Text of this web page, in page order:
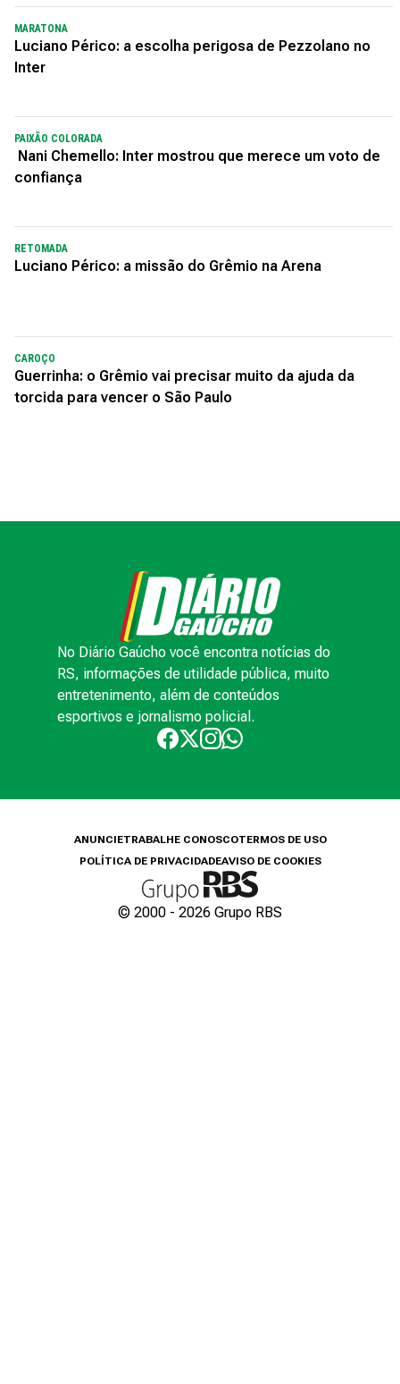
MARATONA
Luciano Périco: a escolha perigosa de Pezzolano no
Inter
PAIXÃO COLORADA
Nani Chemello: Inter mostrou que merece um voto de
confiança
RETOMADA
Luciano Périco: a missão do Grêmio na Arena
CAROÇO
Guerrinha: o Grêmio vai precisar muito da ajuda da
torcida para vencer o São Paulo
No Diário Gaúcho você encontra notícias do
RS, informações de utilidade pública, muito
entretenimento, além de conteúdos
esportivos e jornalismo policial.
ANUNCIETRABALHE CONOSCOTERMOS DE USO
POLÍTICA DE PRIVACIDADEAVISO DE COOKIES
© 2000 - 2026 Grupo RBS